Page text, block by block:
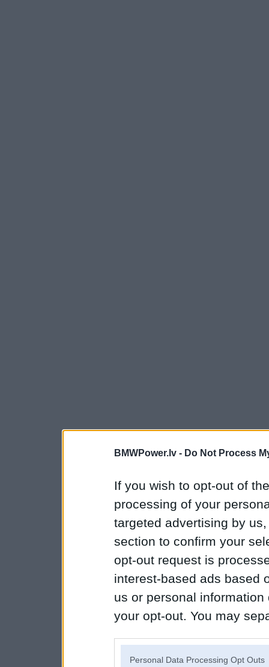
BMWPower.lv - Do Not Process
If you wish to opt-out of
processing of your
targeted advertising by
section to confirm your
opt-out request is
interest-based ads based
us or personal
your opt-out. You may
Personal Data Processing Opt Outs